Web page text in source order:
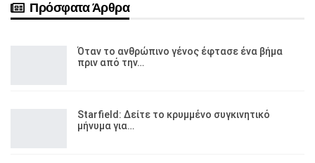
Πρόσφατα Άρθρα
Όταν το ανθρώπινο γένος έφτασε ένα βήμα
πριν από την…
Starfield: Δείτε το κρυμμένο συγκινητικό
μήνυμα για…